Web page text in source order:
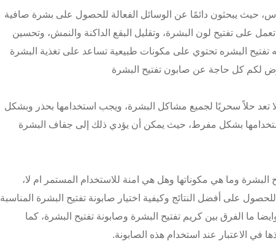
حيث يبحثون دائمًا عن الوسائل الفعالة للحصول على بشرة صافية
على تفتيح لون البشرة، وتقليل البقع الداكنة والنمش، وتحسين
تفتيح البشره تحتوي على مكونات طبيعية تساعد على تغذية البشرة
لكم كل حاجة عن صابون تفتيح البشرة
لا تعد حلاً سحريًا لجميع مشاكل البشرة، ويجب استخدامها بحذر وبشكل
بشكل مفرط، حيث يمكن أن يؤدي ذلك إلى جفاف البشرة
وما هي مكوناتها وهل هي امنة للاستخدام المستمر ام لا،
على أفضل النتائج وكيفية اختيار صابونة تفتيح البشرة المناسبة
ما الفرق بين كريم تفتيح البشرة وصابونة تفتيح البشرة، كما
في الاعتبار عند استخدام هذه الصابونة.